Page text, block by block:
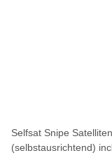
Selfsat Snipe
(selbstausrichtend)